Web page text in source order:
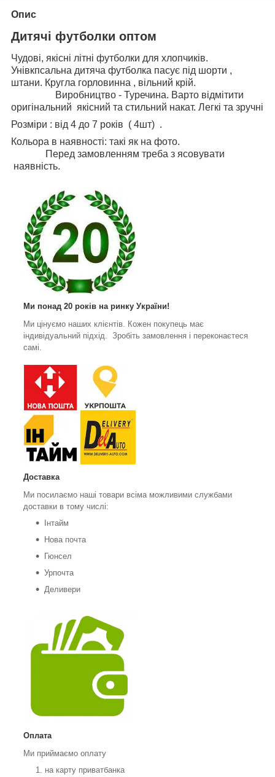
Опис
Дитячі футболки оптом
Чудові, якісні літні футболки для хлопчиків.
Унівкпсальна дитяча футболка пасує під шорти ,
штани. Кругла горловинна , вільний крій.
Виробництво - Туречина. Варто відмітити
оригінальний якісний та стильний накат. Легкі та зручні
Розміри : від 4 до 7 років ( 4шт) .
Кольора в наявності: такі як на фото.
Перед замовленням треба з ясовувати
наявність.
Ми понад 20 років на ринку України!
Ми цінуємо наших клієнтів. Кожен покупець має
індивідуальний підхід. Зробіть замовлення і переконаєтеся
самі.
Доставка
Ми посилаємо наші товари всіма можливими службами
доставки в тому числі:
Інтайм
Нова почта
Гюнсел
Урпочта
Деливери
Оплата
Ми приймаємо оплату
на карту приватбанка